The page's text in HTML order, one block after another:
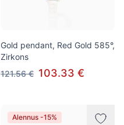
Gold pendant, Red Gold 585°,
Zirkons
121.56 € 103.33 €
Alennus -15%